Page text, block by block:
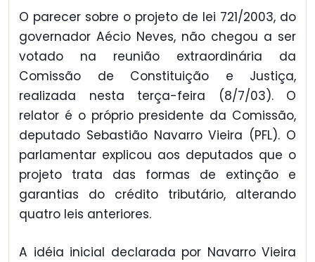
O parecer sobre o projeto de lei 721/2003, do
governador Aécio Neves, não chegou a ser
votado na reunião extraordinária da
Comissão de Constituição e Justiça,
realizada nesta terça-feira (8/7/03). O
relator é o próprio presidente da Comissão,
deputado Sebastião Navarro Vieira (PFL). O
parlamentar explicou aos deputados que o
projeto trata das formas de extinção e
garantias do crédito tributário, alterando
quatro leis anteriores.
A idéia inicial declarada por Navarro Vieira